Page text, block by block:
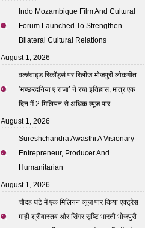
Indo Mozambique Film And Cultural
Forum Launched To Strengthen
Bilateral Cultural Relations
August 1, 2026
वर्ल्डवाइड रिकॉर्ड्स पर रिलीज भोजपुरी लोकगीत
‘मच्छरदनिया ए राजा’ ने रचा इतिहास, मात्र एक
दिन में 2 मिलियन से अधिक व्यूज पार
August 1, 2026
Sureshchandra Awasthi A Visionary
Entrepreneur, Producer And
Humanitarian
August 1, 2026
चौदह घंटे में एक मिलियन व्यूज पार किया एक्ट्रेस
माही श्रीवास्तव और सिंगर सृष्टि भारती भोजपुरी